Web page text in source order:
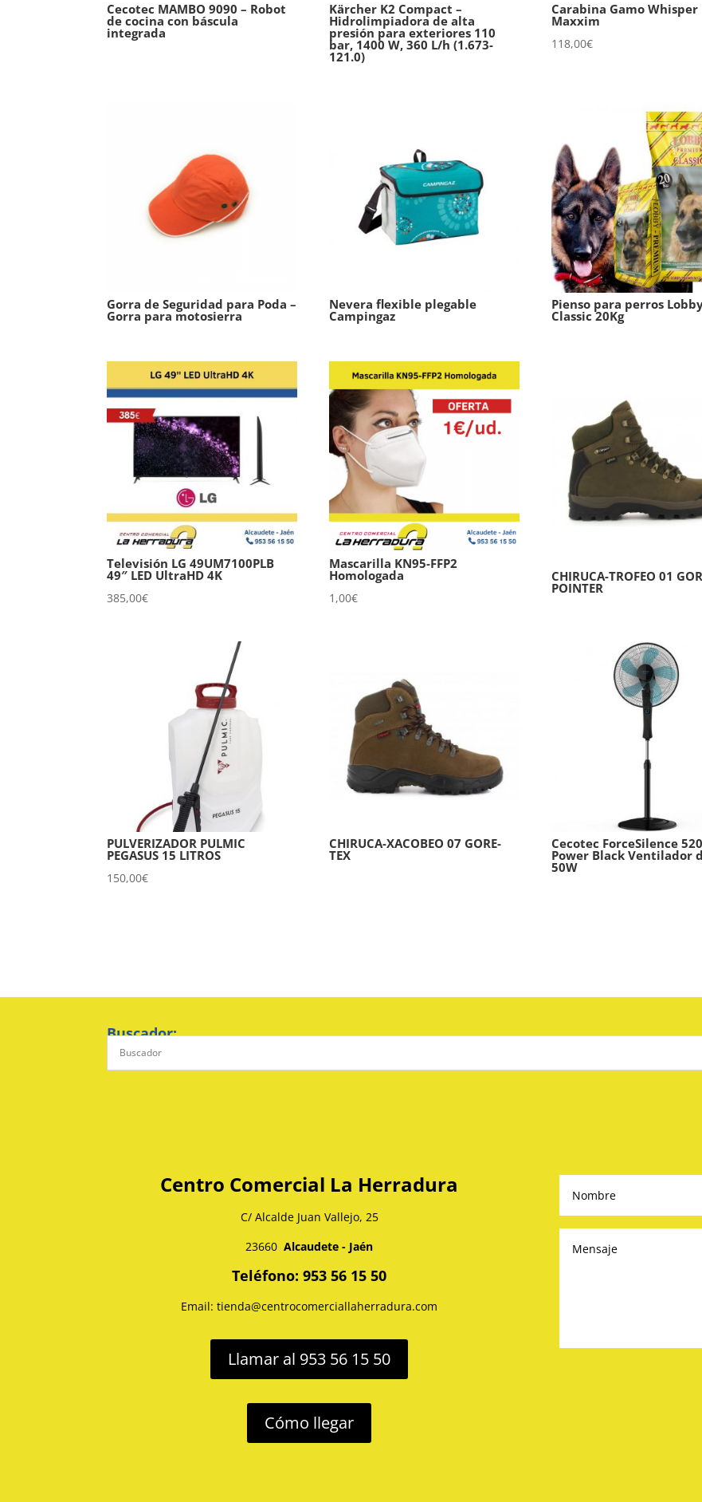
Cecotec MAMBO 9090 – Robot
de cocina con báscula
integrada
Kärcher K2 Compact –
Hidrolimpiadora de alta
presión para exteriores 110
bar, 1400 W, 360 L/h (1.673-
121.0)
Carabina Gamo Whisper
Maxxim
118,00€
Gorra de Seguridad para Poda –
Gorra para motosierra
Nevera flexible plegable
Campingaz
Pienso para perros
Classic 20Kg
Televisión LG 49UM7100PLB
49″ LED UltraHD 4K
385,00€
Mascarilla KN95-FFP2
Homologada
1,00€
CHIRUCA-TROFEO 01
POINTER
PULVERIZADOR PULMIC
PEGASUS 15 LITROS
150,00€
CHIRUCA-XACOBEO 07 GORE-
TEX
Cecotec ForceSilence 520
Power Black Ventilador
50W
Buscador:
Centro Comercial La Herradura
C/ Alcalde Juan Vallejo, 25
23660Alcaudete - Jaén
Teléfono: 953 56 15 50
Email: tienda@centrocomerciallaherradura.com
Llamar al 953 56 15 50
Cómo llegar